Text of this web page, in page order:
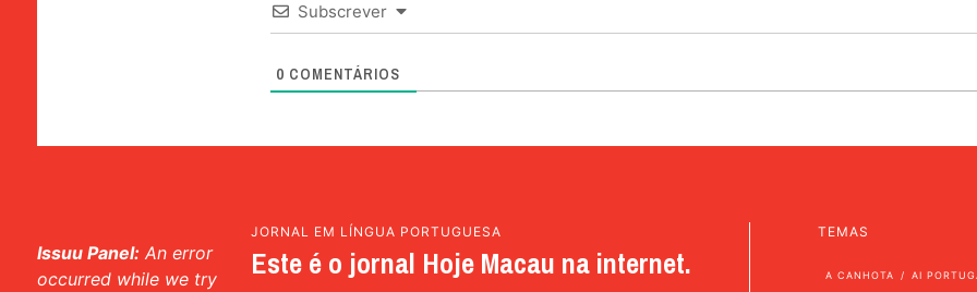
Subscrever
0 COMENTÁRIOS
Issuu Panel: An error
occurred while we try
JORNAL EM LÍNGUA PORTUGUESA
Este é o jornal Hoje Macau na internet.
TEMAS
A CANHOTA AI